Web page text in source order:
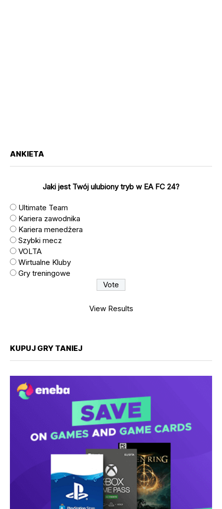
ANKIETA
Jaki jest Twój ulubiony tryb w EA FC 24?
Ultimate Team
Kariera zawodnika
Kariera menedżera
Szybki mecz
VOLTA
Wirtualne Kluby
Gry treningowe
View Results
KUPUJ GRY TANIEJ